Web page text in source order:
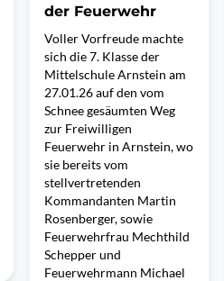
der Feuerwehr
Voller Vorfreude machte
sich die 7. Klasse der
Mittelschule Arnstein am
27.01.26 auf den vom
Schnee gesäumten Weg
zur Freiwilligen
Feuerwehr in Arnstein, wo
sie bereits vom
stellvertretenden
Kommandanten Martin
Rosenberger, sowie
Feuerwehrfrau Mechthild
Schepper und
Feuerwehrmann Michael